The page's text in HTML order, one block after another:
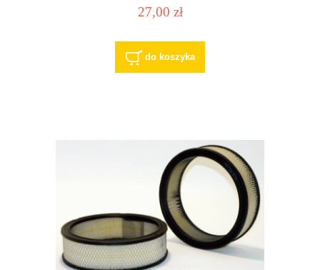
27,00 zł
do koszyka